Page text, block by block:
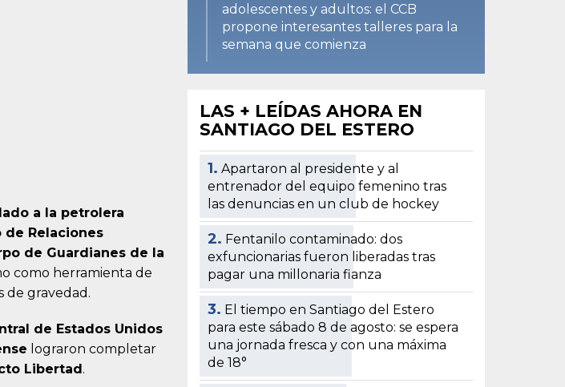
a la petrolera
de Relaciones
de Guardianes de la
como herramienta de
de gravedad.
de Estados Unidos
lograron completar
Libertad .
adolescentes y adultos: el CCB
propone interesantes talleres para la
semana que comienza
LAS + LEÍDAS AHORA EN
SANTIAGO DEL ESTERO
1. Apartaron al presidente y al
entrenador del equipo femenino tras
las denuncias en un club de hockey
2. Fentanilo contaminado: dos
exfuncionarias fueron liberadas tras
pagar una millonaria fianza
3. El tiempo en Santiago del Estero
para este sábado 8 de agosto: se espera
una jornada fresca y con una máxima
de 18°